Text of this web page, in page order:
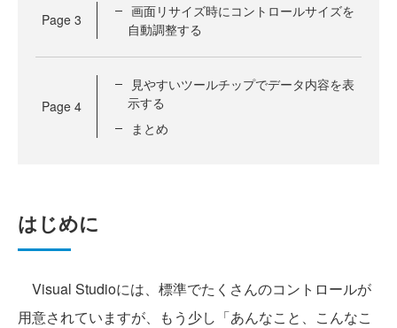
Page 3
画面リサイズ時にコントロールサイズを
自動調整する
Page 4
見やすいツールチップでデータ内容を表
示する
まとめ
はじめに
Visual Studioには、標準でたくさんのコントロールが
用意されていますが、もう少し「あんなこと、こんなこ